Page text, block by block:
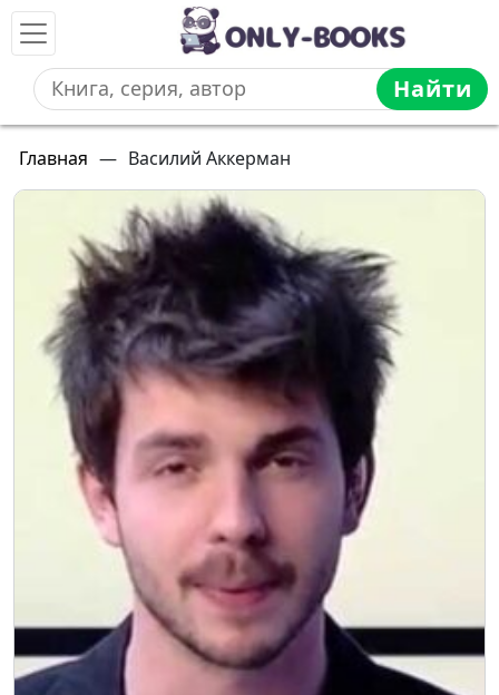
Найти
Главная — Василий Аккерман